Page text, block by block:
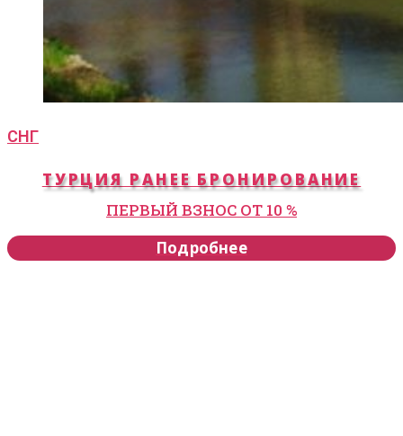
СНГ
ТУРЦИЯ РАНЕЕ БРОНИРОВАНИЕ
ПЕРВЫЙ ВЗНОС ОТ 10 %
Подробнее